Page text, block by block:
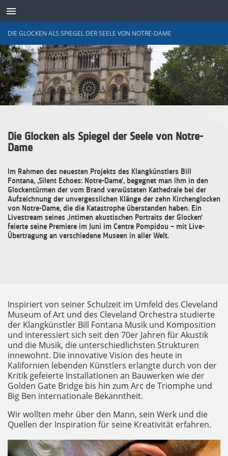
SENSOREN
MESSGERÄTE
DIE GLOCKEN ALS SPIEGEL DER SEELE VON NOTRE-DAME
Die Glocken als Spiegel der Seele von Notre-
Dame
Im Rahmen des neuesten Projekts des Klangkünstlers Bill
Fontana, ‚Silent Echoes: Notre-Dame‘, begegnet man ihm in den
Glockentürmen der vom Brand verwüsteten Kathedrale bei der
Aufzeichnung der unvergesslichen Klänge der zehn Kirchenglocken
von Notre-Dame, die die Katastrophe überstanden haben. Ein
Livestream seines ‚intimen akustischen Portraits der Glocken‘
feierte seine Premiere im Juni im Centre Pompidou – mit Live-
Übertragung an verschiedene Museen in aller Welt.
Inspiriert von seiner Schulzeit im Umfeld des Cleveland
Museum of Art und des Cleveland Orchestra studierte
der Klangkünstler Bill Fontana Musik und Komposition
und interessiert sich seit den 70er Jahren für Akustik
und die Musik, die unterschiedlichsten Strukturen
innewohnt. Die innovative Vision des heute in
Kalifornien lebenden Künstlers erlangte durch von der
Kritik gefeierte Installationen an Bauwerken wie der
Golden Gate Bridge bis hin zum Arc de Triomphe und
Big Ben internationale Bekanntheit.
Wir wollten mehr über den Mann, sein Werk und die
Quellen der Inspiration für seine Kreativität erfahren.